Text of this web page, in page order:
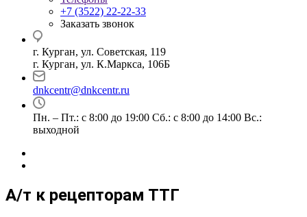
+7 (3522) 22-22-33
Заказать звонок
г. Курган, ул. Советская, 119
г. Курган, ул. К.Маркса, 106Б
dnkcentr@dnkcentr.ru
Пн. – Пт.: с 8:00 до 19:00 Сб.: с 8:00 до 14:00 Вс.:
выходной
А/т к рецепторам ТТГ